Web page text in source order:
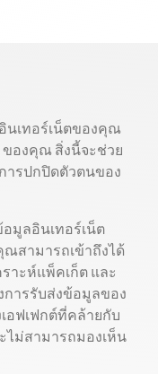
นเทอร์เน็ตของคุณ
องคุณ สิ่งนี้จะช่วย
รปกปิดตัวตนของ
มูลอินเทอร์เน็ต
สามารถเข้าถึงได้
าะห์แพ็คเก็ต และ
การรับส่งข้อมูลของ
อฟเฟกต์ที่คล้ายกับ
ม่สามารถมองเห็น